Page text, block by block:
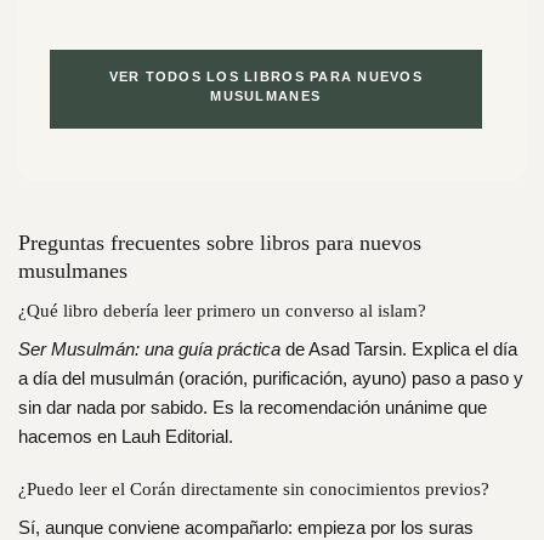
VER TODOS LOS LIBROS PARA NUEVOS
MUSULMANES
Preguntas frecuentes sobre libros para nuevos
musulmanes
¿Qué libro debería leer primero un converso al islam?
Ser Musulmán: una guía práctica de Asad Tarsin. Explica el día
a día del musulmán (oración, purificación, ayuno) paso a paso y
sin dar nada por sabido. Es la recomendación unánime que
hacemos en Lauh Editorial.
¿Puedo leer el Corán directamente sin conocimientos previos?
Sí, aunque conviene acompañarlo: empieza por los suras